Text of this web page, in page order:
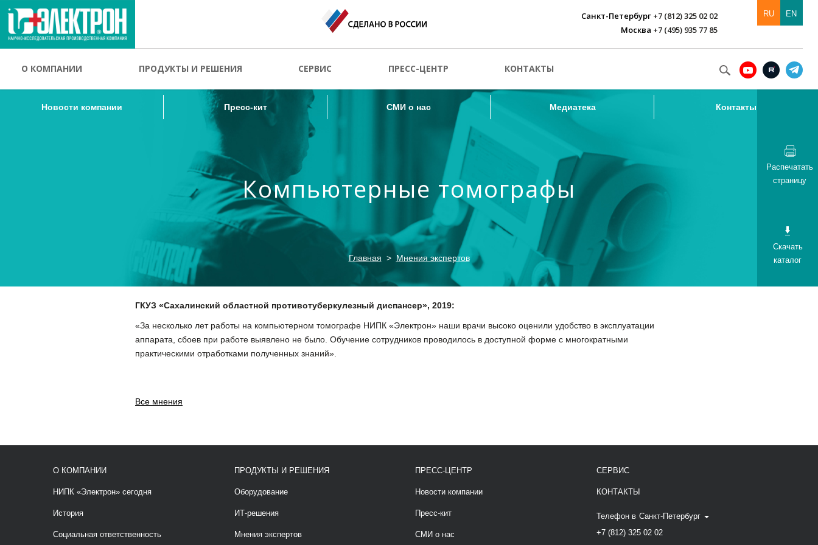
Санкт-Петербург +7 (812) 325 02 02
Москва +7 (495) 935 77 85
RU EN
О КОМПАНИИ ПРОДУКТЫ И РЕШЕНИЯ СЕРВИС ПРЕСС-ЦЕНТР КОНТАКТЫ
Новости компании Пресс-кит СМИ о нас Медиатека Контакты
Новости компании Пресс-кит СМИ о нас Медиатека Контакты
Компьютерные томографы
Главная Мнения экспертов
Распечатать
страницу
Скачать
каталог
ГКУЗ «Сахалинский областной противотуберкулезный диспансер», 2019:
«За несколько лет работы на компьютерном томографе НИПК «Электрон» наши врачи высоко оценили удобство в эксплуатации
аппарата, сбоев при работе выявлено не было. Обучение сотрудников проводилось в доступной форме с многократными
практическими отработками полученных знаний».
Все мнения
О КОМПАНИИ
НИПК «Электрон» сегодня
История
Социальная ответственность
ПРОДУКТЫ И РЕШЕНИЯ
Оборудование
ИТ-решения
Мнения экспертов
ПРЕСС-ЦЕНТР
Новости компании
Пресс-кит
СМИ о нас
СЕРВИС
КОНТАКТЫ
Телефон в Санкт-Петербург
+7 (812) 325 02 02